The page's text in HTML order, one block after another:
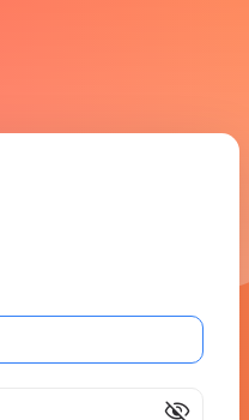
visibility_off